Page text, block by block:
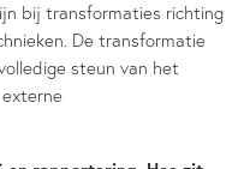
bij transformaties richting
De transformatie
steun van het